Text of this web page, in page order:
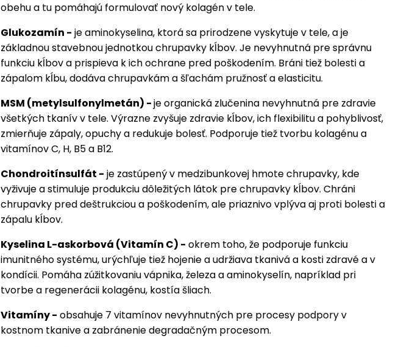
obehu a tu pomáhajú formulovať nový kolagén v tele.
Glukozamín - je aminokyselina, ktorá sa prirodzene vyskytuje v tele, a je
základnou stavebnou jednotkou chrupavky kĺbov. Je nevyhnutná pre správnu
funkciu kĺbov a prispieva k ich ochrane pred poškodením. Bráni tiež bolesti a
zápalom kĺbu, dodáva chrupavkám a šľachám pružnosť a elasticitu.
MSM (metylsulfonylmetán) -je organická zlučenina nevyhnutná pre zdravie
všetkých tkanív v tele. Výrazne zvyšuje zdravie kĺbov, ich flexibilitu a pohyblivosť,
zmierňuje zápaly, opuchy a redukuje bolesť. Podporuje tiež tvorbu kolagénu a
vitamínov C, H, B5 a B12.
Chondroitínsulfát - je zastúpený v medzibunkovej hmote chrupavky, kde
vyživuje a stimuluje produkciu dôležitých látok pre chrupavky kĺbov. Chráni
chrupavky pred deštrukciou a poškodením, ale priaznivo vplýva aj proti bolesti a
zápalu kĺbov.
Kyselina L-askorbová (Vitamín C) - okrem toho, že podporuje funkciu
imunitného systému, urýchľuje tiež hojenie a udržiava tkanivá a kosti zdravé a v
kondícii. Pomáha zúžitkovaniu vápnika, železa a aminokyselín, napríklad pri
tvorbe a regenerácii kolagénu, kostía šliach.
Vitamíny - obsahuje 7 vitamínov nevyhnutných pre procesy podpory v
kostnom tkanive a zabránenie degradačným procesom.